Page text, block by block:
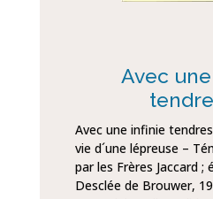
Avec
Avec une infinie
vie d´une lépreuse –
par les Frères Jaccard ;
Desclée de Brouwer,